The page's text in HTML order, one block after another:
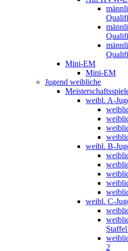
Mini-EM
Mini-EM
Jugend weibliche
weibl. A-
weibl. B-
weibl. C-
2